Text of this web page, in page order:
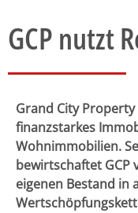
GCP nutzt
Grand City Property
finanzstarkes
Wohnimmobilien.
bewirtschaftet GCP
eigenen Bestand in